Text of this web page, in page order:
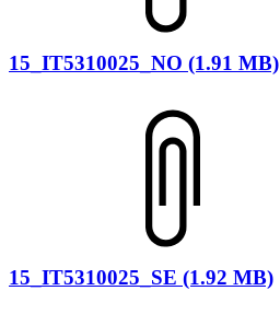
15_IT5310025_NO (1.91 MB)
15_IT5310025_SE (1.92 MB)